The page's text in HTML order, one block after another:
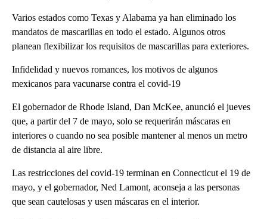
Varios estados como Texas y Alabama ya han eliminado los
mandatos de mascarillas en todo el estado. Algunos otros
planean flexibilizar los requisitos de mascarillas para exteriores.
Infidelidad y nuevos romances, los motivos de algunos
mexicanos para vacunarse contra el covid-19
El gobernador de Rhode Island, Dan McKee, anunció el jueves
que, a partir del 7 de mayo, solo se requerirán máscaras en
interiores o cuando no sea posible mantener al menos un metro
de distancia al aire libre.
Las restricciones del covid-19 terminan en Connecticut el 19 de
mayo, y el gobernador, Ned Lamont, aconseja a las personas
que sean cautelosas y usen máscaras en el interior.